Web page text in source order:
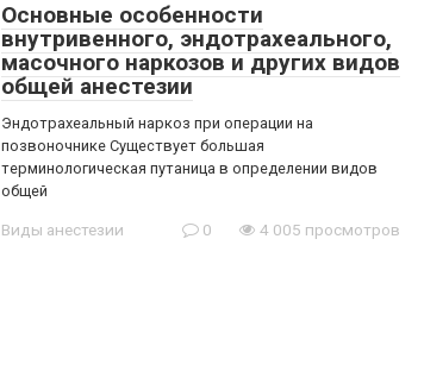
Основные особенности
внутривенного, эндотрахеального,
масочного наркозов и других видов
общей анестезии
Эндотрахеальный наркоз при операции на
позвоночнике Существует большая
терминологическая путаница в определении видов
общей
Виды анестезии 0 4 005 просмотров